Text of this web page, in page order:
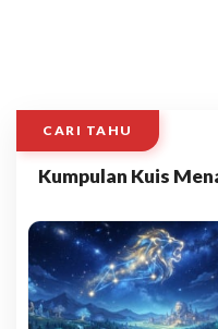
CARI TAHU
Kumpulan Kuis